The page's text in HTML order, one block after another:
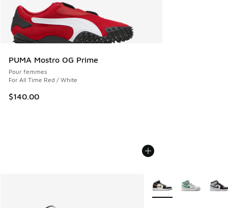
PUMA Mostro OG Prime
Pour femmes
For All Time Red / White
$140.00
Plus de couleurs